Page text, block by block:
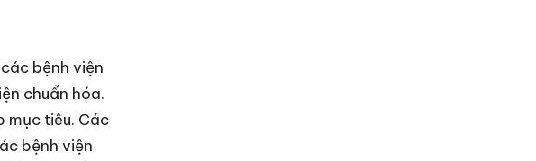
bệnh viện
chuẩn hóa.
mục tiêu. Các
bệnh viện